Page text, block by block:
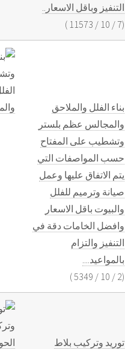
التنفيز وباقل الاسعار..
(
7
/
10
/
11573
)
بناء الفلل والملاحق
والمجالس عظم بلستر
وتشطيب على المفتاح
حسب المواصفات التي
يتم الاتفاق عليها وعمل
صيانة وترميم للفلل
والبيوت باقل الاسعار
وافضل الخامات دقة في
التنفيز والتزام
بالمواعيد....
(
2
/
10
/
5349
)
توريد وتركيب بلاط